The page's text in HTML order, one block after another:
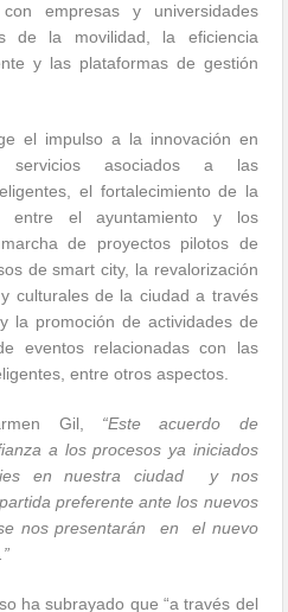
empresas y universidades
de la movilidad, la eficiencia
y las plataformas de gestión
el impulso a la innovación en
servicios asociados a las
el fortalecimiento de la
entre el ayuntamiento y los
de proyectos pilotos de
de smart city, la revalorización
culturales de la ciudad a través
la promoción de actividades de
eventos relacionadas con las
entre otros aspectos.
Gil, “Este acuerdo de
a los procesos ya iniciados
en nuestra ciudad y nos
preferente ante los nuevos
nos presentarán en el nuevo
ha subrayado que “a través del